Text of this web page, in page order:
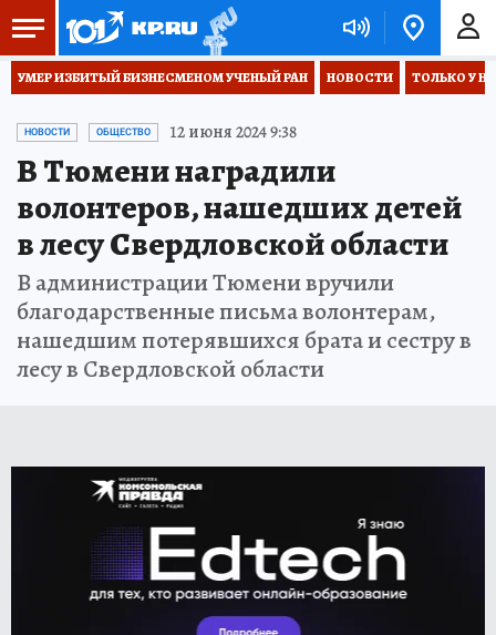
УМЕР ИЗБИТЫЙ БИЗНЕСМЕНОМ УЧЕНЫЙ РАН НОВОСТИ ТОЛЬКО У
НОВОСТИ ОБЩЕСТВО 12 июня 2024 9:38
В Тюмени наградили
волонтеров, нашедших детей
в лесу Свердловской области
В администрации Тюмени вручили
благодарственные письма волонтерам,
нашедшим потерявшихся брата и сестру в
лесу в Свердловской области